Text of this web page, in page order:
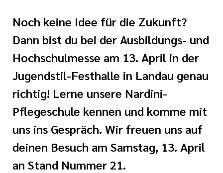
Geburtshilfe
I
II
Baden-Fragen
in einem
katholischen
der cts
Noch keine Idee für die Zukunft?
Dann bist du bei der Ausbildungs- und
Hochschulmesse am 13. April in der
Jugendstil-Festhalle in Landau genau
richtig! Lerne unsere Nardini-
Pflegeschule kennen und komme mit
uns ins Gespräch. Wir freuen uns auf
deinen Besuch am Samstag, 13. April
an Stand Nummer 21.